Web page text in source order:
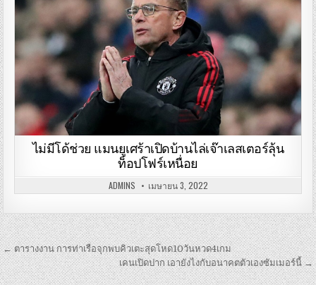
ไม่มีโด้ช่วย แมนยูเศร้าเปิดบ้านไล่เจ๊าเลสเตอร์ลุ้น
ท็อปโฟร์เหนื่อย
ADMINS เมษายน 3, 2022
เมนู
นำทาง
← ตารางงาน การท่าเรือจุกพบคิวเตะสุดโหด10วันหวด4เกม
เคนเปิดปาก เอายังไงกับอนาคตตัวเองซัมเมอร์นี้ →